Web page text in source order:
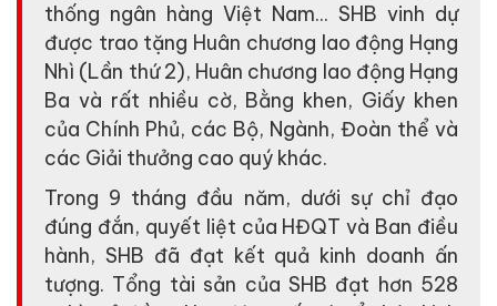
thống ngân hàng Việt Nam... SHB vinh dự
được trao tặng Huân chương lao động Hạng
Nhì (Lần thứ 2), Huân chương lao động Hạng
Ba và rất nhiều cờ, Bằng khen, Giấy khen
của Chính Phủ, các Bộ, Ngành, Đoàn thể và
các Giải thưởng cao quý khác.
Trong 9 tháng đầu năm, dưới sự chỉ đạo
đúng đắn, quyết liệt của HĐQT và Ban điều
hành, SHB đã đạt kết quả kinh doanh ấn
tượng. Tổng tài sản của SHB đạt hơn 528